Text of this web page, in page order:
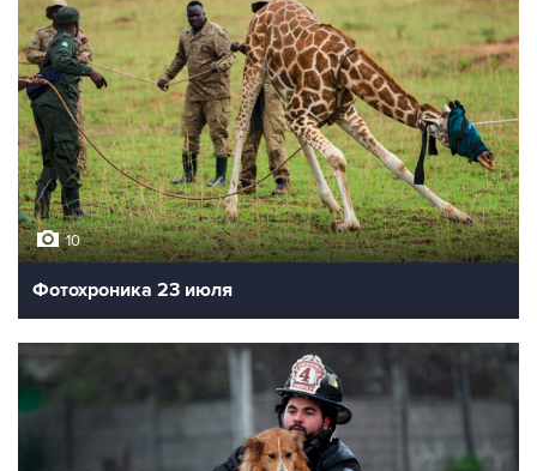
10
Фотохроника 23 июля